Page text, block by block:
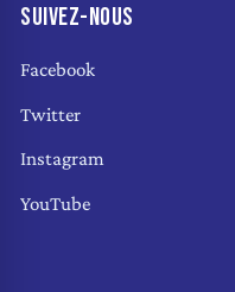
SUIVEZ-NOUS
Facebook
Twitter
Instagram
YouTube